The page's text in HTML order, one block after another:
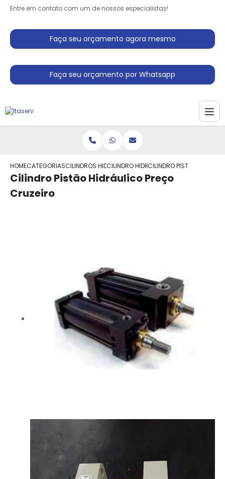
Entre em contato com um de nossos especialistas!
Faça seu orçamento agora mesmo
Faça seu orçamento por Whatsapp
HOMECATEGORIASCILINDROS HIDRAULICOCILINDRO HIDRAULICO PEQUENO
CILINDRO PISTAO
Cilindro Pistão Hidráulico Preço
Cruzeiro